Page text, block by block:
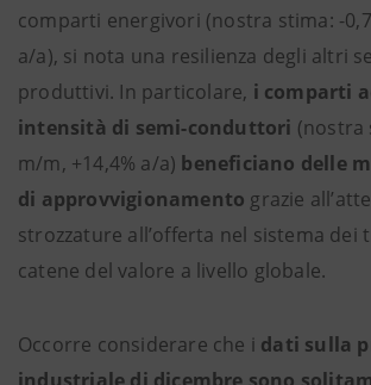
comparti energivori (nostra stima: -
a/a), si nota una resilienza degli altri
produttivi. In particolare, i comparti
intensità di semi-conduttori (nostra
m/m, +14,4% a/a) beneficiano delle
di approvvigionamento grazie
strozzature all’offerta nel sistema dei
catene del valore a livello globale.
Occorre considerare che i dati sulla